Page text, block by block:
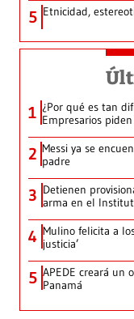
5 Etnicidad,
1 ¿Por qué es tan
Empresarios
2 Messi ya se
padre
3 Detienen
arma en el
4 Mulino felicita a
justicia’
5 APEDE creará un
Panamá